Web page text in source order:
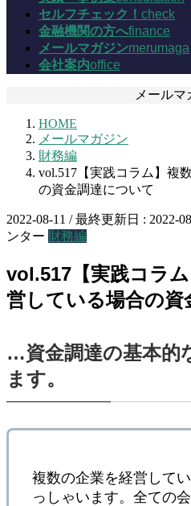
セルフチェック！ check
金融機関の方へfinance
メールマガジンmerumaga
会社案内office
メールマ
HOME
メールマガジン
財務編
vol.517【実践コラム】複
の資金調達について
2022-08-11 / 最終更新日 : 2022-
ンター 財務編
vol.517【実践コラ
営している場合の資
…資金調達の基本的
ます。
複数の企業を経営して
っしゃいます。全ての